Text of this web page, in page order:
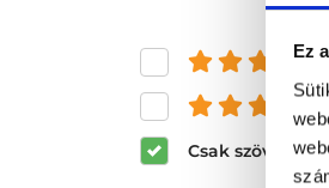
Ez
Csak szöveges